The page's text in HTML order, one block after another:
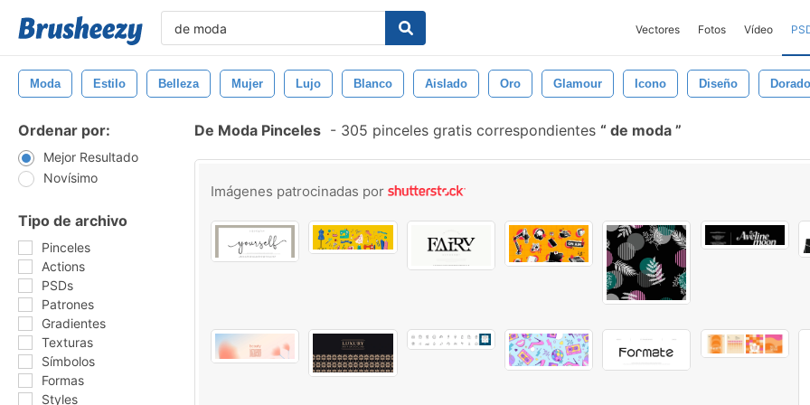
Vectores Fotos Vídeo
Moda Estilo Belleza Mujer Lujo Blanco Aislado Oro Glamour Icono Diseño Dorado
Ordenar por:
Mejor Resultado
Novísimo
Tipo de archivo
Pinceles
Actions
PSDs
Patrones
Gradientes
Texturas
Símbolos
Formas
Styles
De Moda Pinceles - 305 pinceles gratis correspondientes de moda
Imágenes patrocinadas por